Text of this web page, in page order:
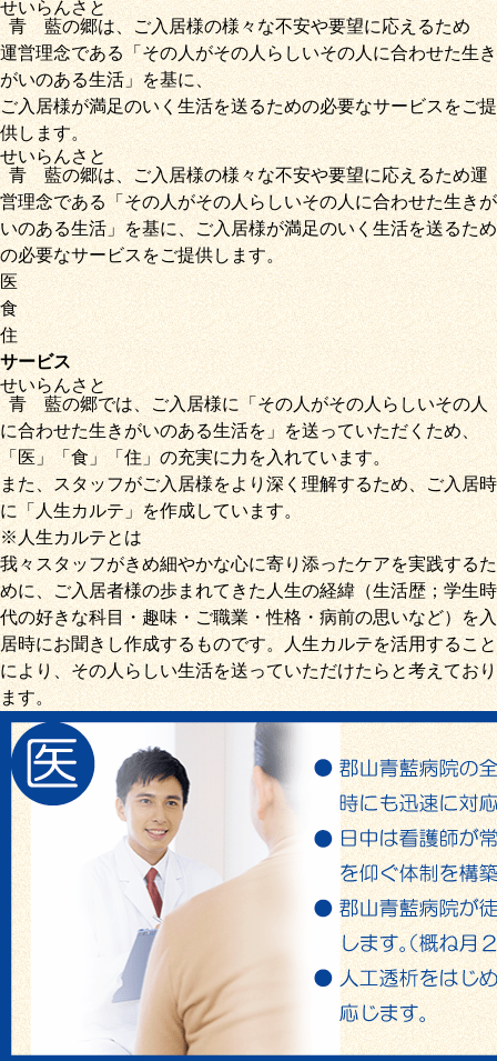
青藍
せいらん
の郷
さと
は、ご入居様の様々な不安や要望に応えるため
運営理念である「その人がその人らしいその人に合わせた生き
がいのある生活」を基に、
ご入居様が満足のいく生活を送るための必要なサービスをご提
供します。
青藍
せいらん
の郷
さと
は、ご入居様の様々な不安や要望に応えるため運
営理念である「その人がその人らしいその人に合わせた生きが
いのある生活」を基に、ご入居様が満足のいく生活を送るため
の必要なサービスをご提供します。
医
食
住
サービス
青藍
せいらん
の郷
さと
では、ご入居様に「その人がその人らしいその人
に合わせた生きがいのある生活を」を送っていただくため、
「医」 「食」「住」の充実に力を入れています。
また、スタッフがご入居様をより深く理解するため、ご入居時
に「人生カルテ」を作成しています。
※人生カルテとは
我々スタッフがきめ細やかな心に寄り添ったケアを実践するた
めに、ご入居者様の歩まれてきた人生の経緯（生活歴；学生時
代の好きな科目・趣味・ご職業・性格・病前の思いなど）を入
居時にお聞きし作成するものです。人生カルテを活用すること
により、その人らしい生活を送っていただけたらと考えており
ます。